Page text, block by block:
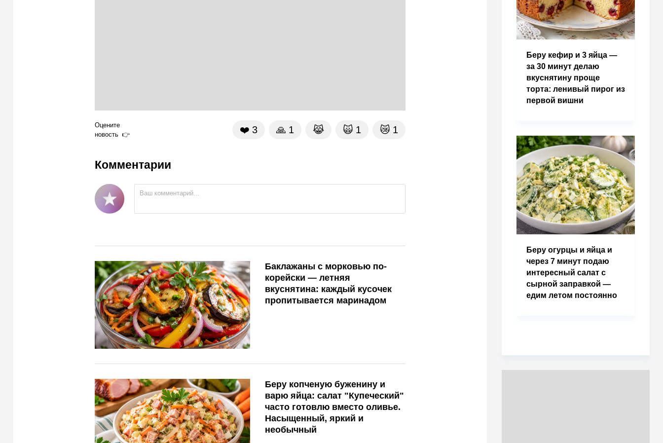
Оцените
новость
❤️ 3 🙏 1 😹 🙀 1 😿 1
Комментарии
Баклажаны с морковью по-
корейски — летняя
вкуснятина: каждый кусочек
пропитывается маринадом
Беру копченую буженину и
варю яйца: салат "Купеческий"
часто готовлю вместо оливье.
Насыщенный, яркий и
необычный
Беру кефир и 3 яйца —
за 30 минут делаю
вкуснятину проще
торта: ленивый пирог из
первой вишни
Беру огурцы и яйца и
через 7 минут подаю
интересный салат с
сырной заправкой —
едим летом постоянно